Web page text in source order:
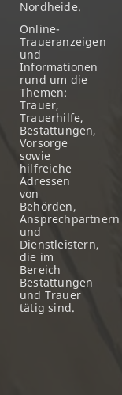
Nordheide.
Online-
Traueranzeigen
und
Informationen
rund um die
Themen:
Trauer,
Trauerhilfe,
Bestattungen,
Vorsorge
sowie
hilfreiche
Adressen
von
Behörden,
Ansprechpartnern
und
Dienstleistern,
die im
Bereich
Bestattungen
und Trauer
tätig sind.